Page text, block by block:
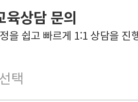
육상담 문의
을 쉽고 빠르게 1:1 상담을 진